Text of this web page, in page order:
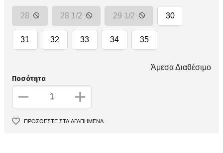
28 28 1/2 29 1/2 30
31 32 33 34 35
Άμεσα Διαθέσιμο
Ποσότητα
ΠΡΟΣΘΕΣΤΕ ΣΤΑ ΑΓΑΠΗΜΕΝΑ